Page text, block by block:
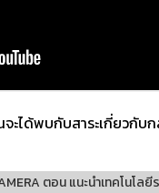
ด้พบกับสาระเกี่ยวกับกล้
ตอน แนะนำเทคโนโลยี